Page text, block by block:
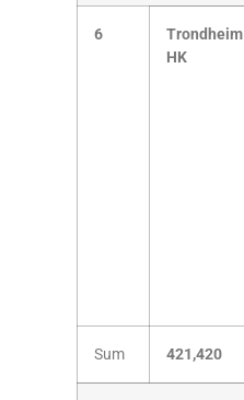
6
Trondheim
HK
Sum 421,420